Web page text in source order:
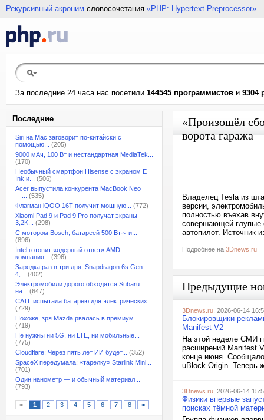
Рекурсивный акроним словосочетания «PHP: Hypertext Preprocessor»
За последние 24 часа нас посетили 144545 программистов и 9304
Последние
Siri на Mac заговорит по-китайски с
помощью...
(205)
9000 мАч, 100 Вт и нестандартная MediaTek...
(170)
Необычный смартфон Hisense с экраном E
Ink и...
(506)
Acer выпустила конкурента MacBook Neo
—...
(535)
Флагман iQOO 16T получит мощную...
(772)
Xiaomi Pad 9 и Pad 9 Pro получат экраны
3,2K...
(298)
С мотором Bosch, батареей 500 Вт·ч и...
(896)
Intel готовит «ядерный ответ» AMD —
компания...
(396)
Зарядка раз в три дня, Snapdragon 6s Gen
4,...
(402)
Электромобили дорого обходятся Subaru:
на...
(647)
CATL испытала батарею для электрических...
(729)
Похоже, зря Mazda рвалась в премиум....
(719)
Не нужны ни 5G, ни LTE, ни мобильные...
(775)
Cloudflare: Через пять лет ИИ будет...
(352)
SpaceX передумала: «тарелку» Starlink Mini...
(701)
Один нанометр — и обычный материал...
(793)
< 1 2 3 4 5 6 7 8 >
«Произошёл
ворота гаража
Владелец Tesla из
версии,
полностью въехав
совершающей глупые
автопилот. Источник
Подробнее на 3Dnews.ru
Предыдущие
3Dnews.ru , 2026-06-14
Блокировщики
Manifest V2
На этой неделе СМИ
расширений Manifest
конце июня.
uBlock Origin. Теперь
3Dnews.ru , 2026-06-14
Физики впервые
поисках тёмной